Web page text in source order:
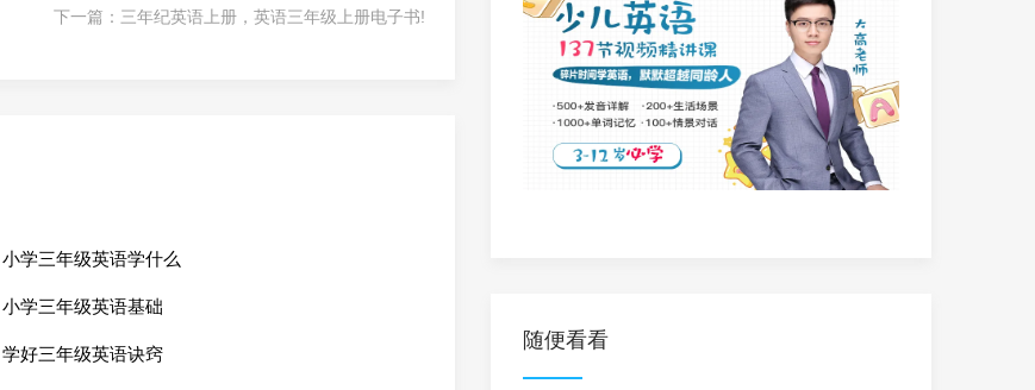
下一篇： 三年纪英语上册，英语三年级上册电子书!
小学三年级英语学什么
小学三年级英语基础
学好三年级英语诀窍
随便看看